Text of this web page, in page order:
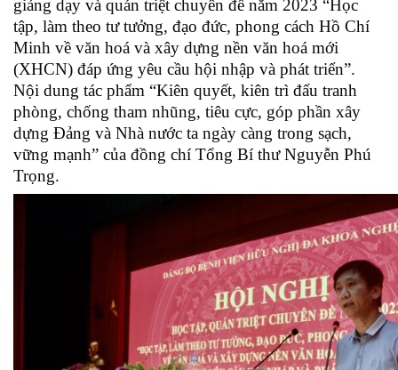
giảng dạy và quán triệt chuyên đề năm 2023 “Học
tập, làm theo tư tưởng, đạo đức, phong cách Hồ Chí
Minh về văn hoá và xây dựng nền văn hoá mới
(XHCN) đáp ứng yêu cầu hội nhập và phát triển”.
Nội dung tác phẩm “Kiên quyết, kiên trì đấu tranh
phòng, chống tham nhũng, tiêu cực, góp phần xây
dựng Đảng và Nhà nước ta ngày càng trong sạch,
vững mạnh” của đồng chí Tổng Bí thư Nguyễn Phú
Trọng.